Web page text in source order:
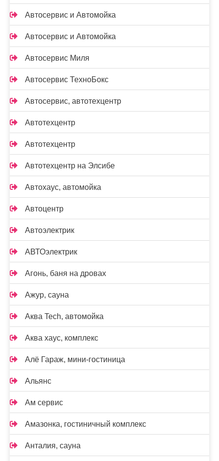
Автосервис и Автомойка
Автосервис и Автомойка
Автосервис Миля
Автосервис ТехноБокс
Автосервис, автотехцентр
Автотехцентр
Автотехцентр
Автотехцентр на Элсибе
Автохаус, автомойка
Автоцентр
Автоэлектрик
АВТОэлектрик
Агонь, баня на дровах
Ажур, сауна
Аква Tech, автомойка
Аква хаус, комплекс
Алё Гараж, мини-гостиница
Альянс
Ам сервис
Амазонка, гостиничный комплекс
Анталия, сауна